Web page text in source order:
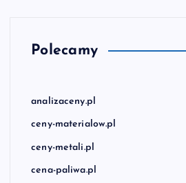
Polecamy
analizaceny.pl
ceny-materialow.pl
ceny-metali.pl
cena-paliwa.pl